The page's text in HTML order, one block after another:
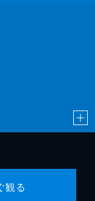
観る